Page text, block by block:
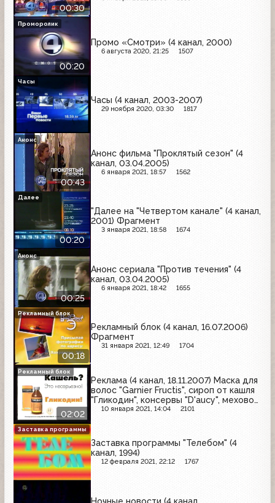
00:30
00:20
Промо «Смотри» (4 канал, 2000)
6 августа 2020, 21:25 1507
Проморолик
Часы (4 канал, 2003-2007)
29 ноября 2020, 03:30 1817
Часы
00:43
Анонс фильма "Проклятый сезон" (4
канал, 03.04.2005)
6 января 2021, 18:57 1562
Анонс
00:20
"Далее на "Четвертом канале" (4 канал,
2001) Фрагмент
3 января 2021, 18:58 1674
Далее
00:25
Анонс сериала "Против течения" (4
канал, 03.04.2005)
6 января 2021, 18:42 1655
Анонс
00:18
Рекламный блок (4 канал, 16.07.2006)
Фрагмент
31 января 2021, 12:49 1704
Рекламный блок
02:02
Реклама (4 канал, 18.11.2007) Маска для
волос "Garnier Fructis", сироп от кашля
"Гликодин", консервы "D'aucy", меховой
салон "Акрополь", кофе "Cafe Pele",
10 января 2021, 14:04 2101
Рекламный блок
Заставка программы "Телебом" (4
канал, 1994)
12 февраля 2021, 22:12 1767
Заставка программы